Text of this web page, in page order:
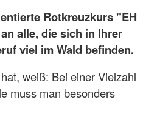
Rotkreuzkurs "EH
alle, die sich in Ihrer
viel im Wald befinden.
weiß: Bei einer Vielzahl
muss man besonders